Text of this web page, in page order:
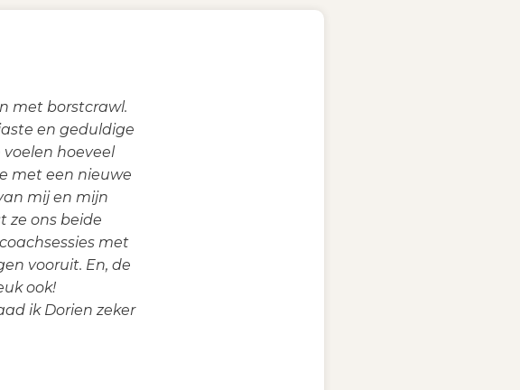
met borstcrawl.
en geduldige
hoeveel
met een nieuwe
mij en mijn
ze ons beide
met
vooruit. En, de
ook!
ik Dorien zeker